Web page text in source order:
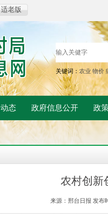
适老版
关键词： 农业 物价
态 政府信息公开 政
农村创新
来源：邢台日报 发布